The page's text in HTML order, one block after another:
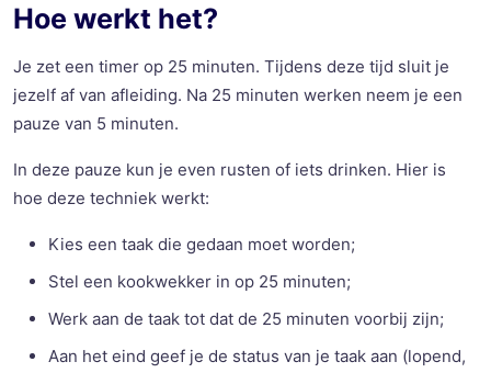
Hoe werkt het?
Je zet een timer op 25 minuten. Tijdens deze tijd sluit je
jezelf af van afleiding. Na 25 minuten werken neem je een
pauze van 5 minuten.
In deze pauze kun je even rusten of iets drinken. Hier is
hoe deze techniek werkt:
Kies een taak die gedaan moet worden;
Stel een kookwekker in op 25 minuten;
Werk aan de taak tot dat de 25 minuten voorbij zijn;
Aan het eind geef je de status van je taak aan (lopend,